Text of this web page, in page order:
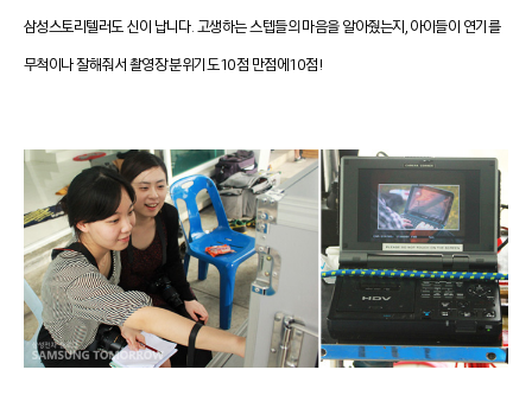
삼성스토리텔러도 신이 납니다. 고생하는 스텝들의 마음을 알아줬는지, 아이들이 연기를
무척이나 잘해줘서 촬영장 분위기도 10점 만점에 10점!